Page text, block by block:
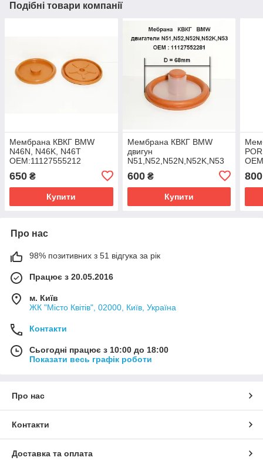
Подібні товари компанії
Мембрана КВКГ BMW
N46N, N46K, N46T
ОЕМ:11127555212
650 ₴
Купити
Мембрана КВКГ BMW
двигун
N51,N52,N52N,N52K,N53
600₴
Купити
800
Про нас
98% позитивних з 51 відгука за рік
Працює з 20.05.2016
м. Київ
ЖК "Місто Квітів", 02000, Київ, Україна
Контакти
Сьогодні працює з 10:00 до 18:00
Показати весь графік роботи
Про нас
Контакти
Доставка та оплата